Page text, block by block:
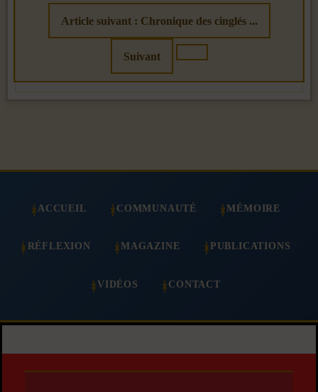
Article suivant : Chronique des cinglés ...
Suivant
ACCUEIL COMMUNAUTÉ MÉMOIRE
RÉFLEXION MAGAZINE PUBLICATIONS
VIDÉOS CONTACT